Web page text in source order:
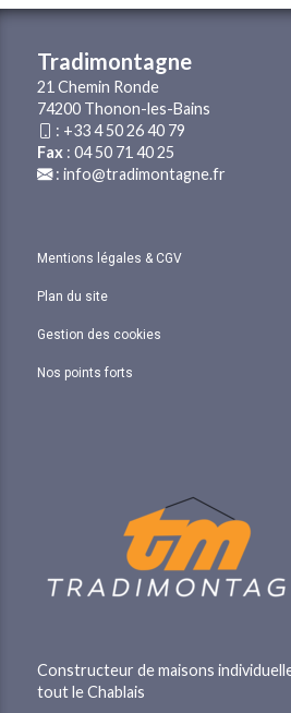
Tradimontagne
21 Chemin Ronde
74200 Thonon-les-Bains
: +33 4 50 26 40 79
Fax : 04 50 71 40 25
: info@tradimontagne.fr
Mentions légales & CGV
Plan du site
Gestion des cookies
Nos points forts
Constructeur de maisons
tout le Chablais